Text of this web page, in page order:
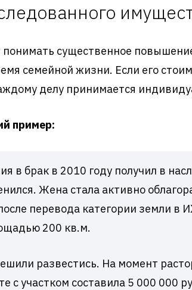
существенное
семейной жизни. Если его
делу принимается
пример:
в брак в 2010 году получил в
Жена стала активно
перевода категории земли
200 кв.м.
развестись. На момент
с участком составила 5 000 000